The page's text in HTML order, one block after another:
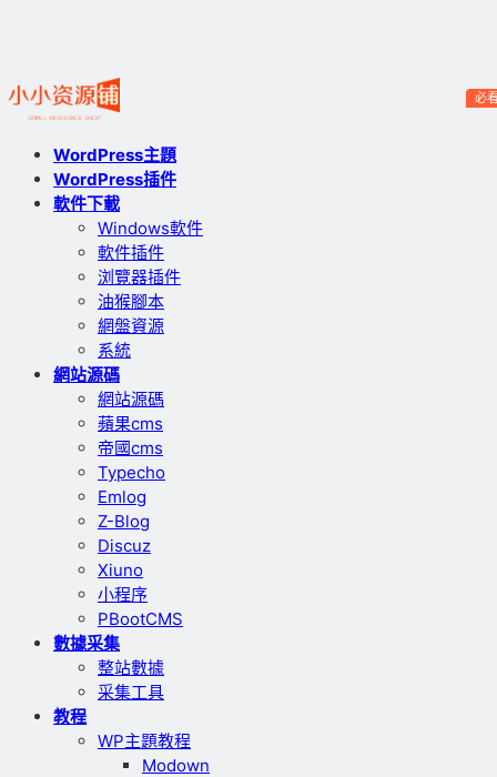
WordPress主題
WordPress插件
軟件下載
Windows軟件
軟件插件
浏覽器插件
油猴腳本
網盤資源
系統
網站源碼
網站源碼
蘋果cms
帝國cms
Typecho
Emlog
Z-Blog
Discuz
Xiuno
小程序
PBootCMS
數據采集
整站數據
采集工具
教程
WP主題教程
Modown
必